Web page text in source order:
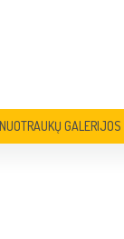
NUOTRAUKŲ GALERIJOS